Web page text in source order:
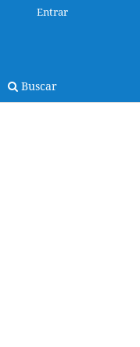
Buscar
Entrar